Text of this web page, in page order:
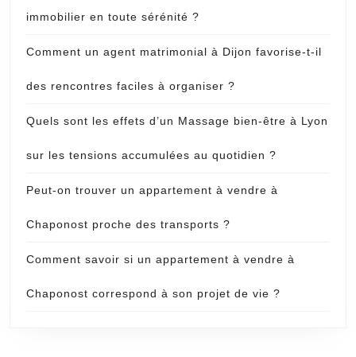
immobilier en toute sérénité ?
Comment un agent matrimonial à Dijon favorise-t-il
des rencontres faciles à organiser ?
Quels sont les effets d’un Massage bien-être à Lyon
sur les tensions accumulées au quotidien ?
Peut-on trouver un appartement à vendre à
Chaponost proche des transports ?
Comment savoir si un appartement à vendre à
Chaponost correspond à son projet de vie ?